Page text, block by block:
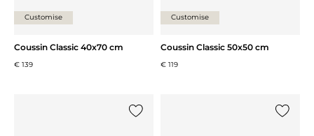
Customise
Coussin Classic 40x70 cm
€ 139
Customise
Coussin Classic 50x50 cm
€ 119